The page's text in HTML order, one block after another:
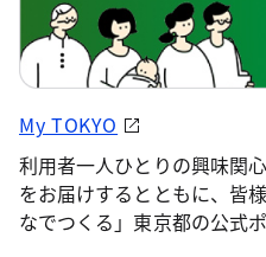
My TOKYO
利用者一人ひとりの興味関
をお届けするとともに、皆
なでつくる」東京都の公式